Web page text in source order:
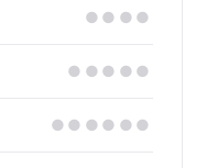
●●●●
●●●●●
●●●●●●